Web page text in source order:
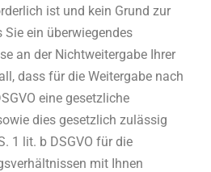
ist und kein Grund zur
ein überwiegendes
an der Nichtweitergabe Ihrer
dass für die Weitergabe nach
eine gesetzliche
dies gesetzlich zulässig
1 lit. b DSGVO für die
mit Ihnen